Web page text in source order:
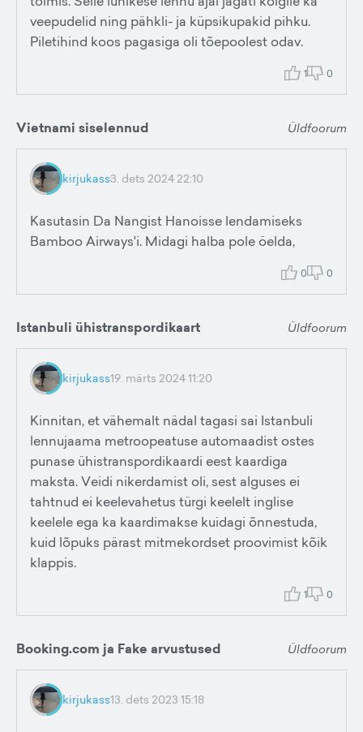
veepudelid ning pähkli- ja küpsikupakid pihku.
Piletihind koos pagasiga oli tõepoolest odav.
1 0
Vietnami siselennud Üldfoorum
kirjukass3. dets 2024 22:10
Kasutasin Da Nangist Hanoisse lendamiseks
Bamboo Airways'i. Midagi halba pole öelda,
0 0
Istanbuli ühistranspordikaart Üldfoorum
kirjukass19. märts 2024 11:20
Kinnitan, et vähemalt nädal tagasi sai Istanbuli
lennujaama metroopeatuse automaadist ostes
punase ühistranspordikaardi eest kaardiga
maksta. Veidi nikerdamist oli, sest alguses ei
tahtnud ei keelevahetus türgi keelelt inglise
keelele ega ka kaardimakse kuidagi õnnestuda,
kuid lõpuks pärast mitmekordset proovimist kõik
klappis.
1 0
Booking.com ja Fake arvustused Üldfoorum
kirjukass13. dets 2023 15:18